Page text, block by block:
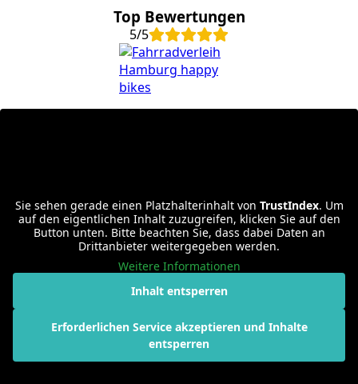
Top Bewertungen
5/5
Sie sehen gerade einen Platzhalterinhalt von TrustIndex. Um
auf den eigentlichen Inhalt zuzugreifen, klicken Sie auf den
Button unten. Bitte beachten Sie, dass dabei Daten an
Drittanbieter weitergegeben werden.
Weitere Informationen
Inhalt entsperren
Erforderlichen Service akzeptieren und Inhalte
entsperren